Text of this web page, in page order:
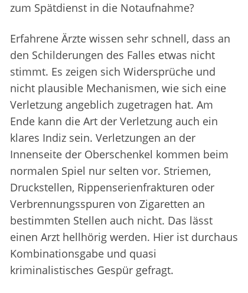
zum Spätdienst in die Notaufnahme?
Erfahrene Ärzte wissen sehr schnell, dass an
den Schilderungen des Falles etwas nicht
stimmt. Es zeigen sich Widersprüche und
nicht plausible Mechanismen, wie sich eine
Verletzung angeblich zugetragen hat. Am
Ende kann die Art der Verletzung auch ein
klares Indiz sein. Verletzungen an der
Innenseite der Oberschenkel kommen beim
normalen Spiel nur selten vor. Striemen,
Druckstellen, Rippenserienfrakturen oder
Verbrennungsspuren von Zigaretten an
bestimmten Stellen auch nicht. Das lässt
einen Arzt hellhörig werden. Hier ist durchaus
Kombinationsgabe und quasi
kriminalistisches Gespür gefragt.